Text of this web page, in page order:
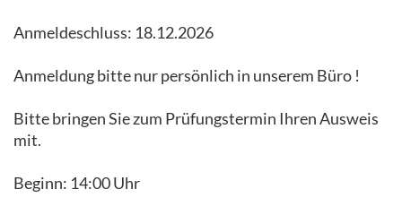
Anmeldeschluss: 18.12.2026
Anmeldung bitte nur persönlich in unserem Büro !
Bitte bringen Sie zum Prüfungstermin Ihren Ausweis
mit.
Beginn: 14:00 Uhr